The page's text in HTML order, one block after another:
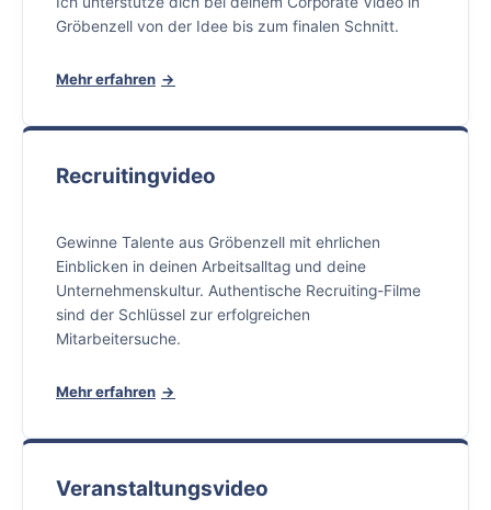
Gröbenzell von der Idee bis zum finalen Schnitt.
Mehr erfahren
Recruitingvideo
Gewinne Talente aus Gröbenzell mit ehrlichen
Einblicken in deinen Arbeitsalltag und deine
Unternehmenskultur. Authentische Recruiting-Filme
sind der Schlüssel zur erfolgreichen
Mitarbeitersuche.
Mehr erfahren
Veranstaltungsvideo